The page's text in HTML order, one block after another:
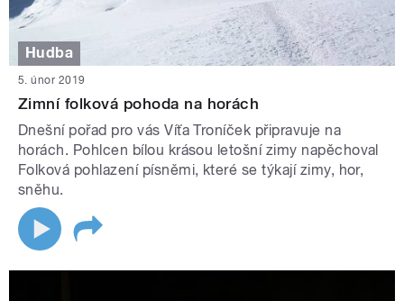
Hudba
5. únor 2019
Zimní folková pohoda na horách
Dnešní pořad pro vás Víťa Troníček připravuje na
horách. Pohlcen bílou krásou letošní zimy napěchoval
Folková pohlazení písněmi, které se týkají zimy, hor,
sněhu.